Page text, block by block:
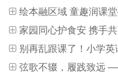
别再乱跟课了！小学